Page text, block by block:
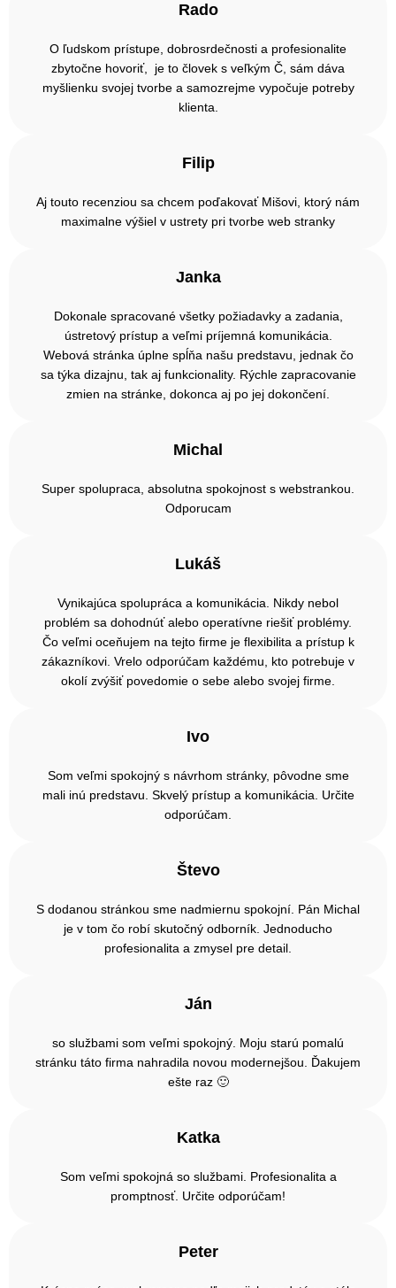
Rado
O ľudskom prístupe, dobrosrdečnosti a profesionalite
zbytočne hovoriť, je to človek s veľkým Č, sám dáva
myšlienku svojej tvorbe a samozrejme vypočuje potreby
klienta.
Filip
Aj touto recenziou sa chcem poďakovať Mišovi, ktorý nám
maximalne výšiel v ustrety pri tvorbe web stranky
Janka
Dokonale spracované všetky požiadavky a zadania,
ústretový prístup a veľmi príjemná komunikácia.
Webová stránka úplne spĺňa našu predstavu, jednak čo
sa týka dizajnu, tak aj funkcionality. Rýchle zapracovanie
zmien na stránke, dokonca aj po jej dokončení.
Michal
Super spolupraca, absolutna spokojnost s webstrankou.
Odporucam
Lukáš
Vynikajúca spolupráca a komunikácia. Nikdy nebol
problém sa dohodnúť alebo operatívne riešiť problémy.
Čo veľmi oceňujem na tejto firme je flexibilita a prístup k
zákazníkovi. Vrelo odporúčam každému, kto potrebuje v
okolí zvýšiť povedomie o sebe alebo svojej firme.
Ivo
Som veľmi spokojný s návrhom stránky, pôvodne sme
mali inú predstavu. Skvelý prístup a komunikácia. Určite
odporúčam.
Števo
S dodanou stránkou sme nadmiernu spokojní. Pán Michal
je v tom čo robí skutočný odborník. Jednoducho
profesionalita a zmysel pre detail.
Ján
so službami som veľmi spokojný. Moju starú pomalú
stránku táto firma nahradila novou modernejšou. Ďakujem
ešte raz 🙂
Katka
Som veľmi spokojná so službami. Profesionalita a
promptnosť. Určite odporúčam!
Peter